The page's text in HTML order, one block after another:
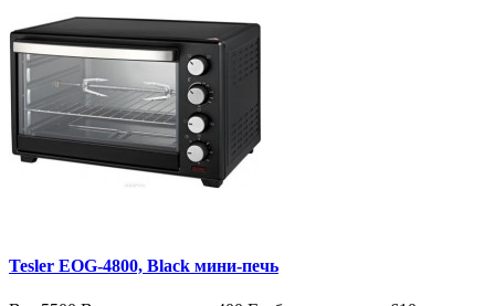
Tesler EOG-4800, Black мини-печь